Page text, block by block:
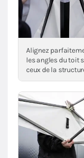
Alignez
les angles du toit
ceux de la